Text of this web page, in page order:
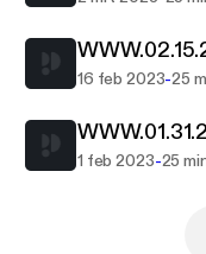
16 feb 2023-25
1 feb 2023-25